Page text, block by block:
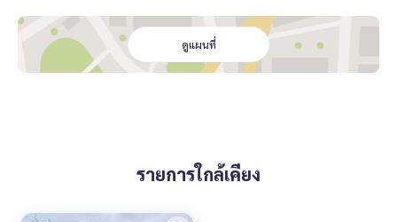
น #บ้านให้เช่า #บ้านหรู #ขายเช่าบ้าน #บ้านใกล้รถไฟฟ้า #บ้าน
ใกล้bts #ฝากขายเช่า #บ้านคอนโดที่ดิน #บ้าน #ทาวน์โฮม #ทา
วน์เฮาส์ #อาคารพาณิชย์ #ตึก #สำนักงาน #ที่ดิน #โกดัง #โรงงา
น #โรงแรม #นายหน้ามืออาชีพ #สินเชื่อ #ปรึกษาสินเชื่อฟรี #อ
ดูแผนที่
รายการใกล้เคียง